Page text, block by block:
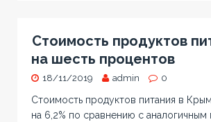
Стоимость продуктов
на шесть процентов
18/11/2019 admin 0
Стоимость продуктов питания в
на 6,2% по сравнению с